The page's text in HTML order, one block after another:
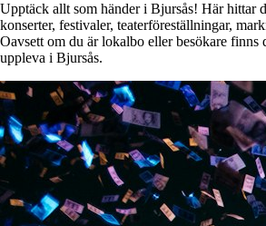
Upptäck allt som händer i Bjursås! Här hittar
konserter, festivaler, teaterföreställningar,
Oavsett om du är lokalbo eller besökare finns
uppleva i Bjursås.